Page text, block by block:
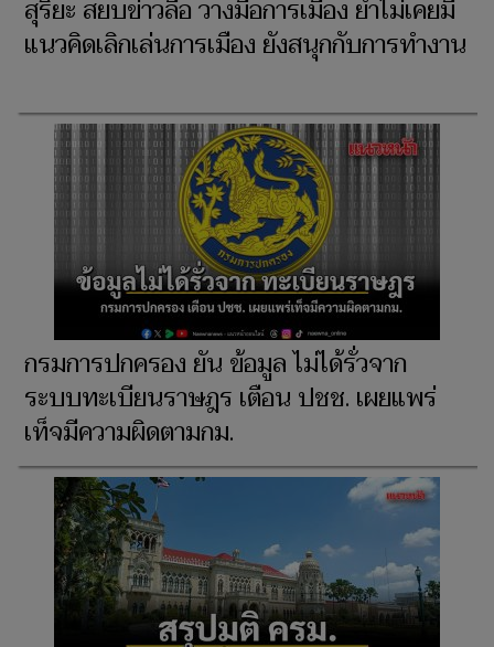
สุริยะ สยบข่าวลือ วางมือการเมือง ย้ำไม่เคยมี
แนวคิดเลิกเล่นการเมือง ยังสนุกกับการทำงาน
กรมการปกครอง ยัน ข้อมูล ไม่ได้รั่วจาก
ระบบทะเบียนราษฎร เตือน ปชช. เผยแพร่
เท็จมีความผิดตามกม.